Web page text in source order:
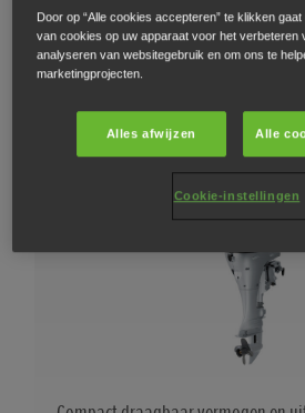
Licht en draagbaar vermogen voor
Door op “Alle cookies accepteren” te klikken
van cookies op uw apparaat voor het verbeteren
analyseren van websitegebruik en om ons te
marketingprojecten.
Alles afwijzen Alle
Cookie-instellingen